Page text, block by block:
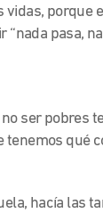
porque
pasa,
ser pobres
tenemos qué
hacía las